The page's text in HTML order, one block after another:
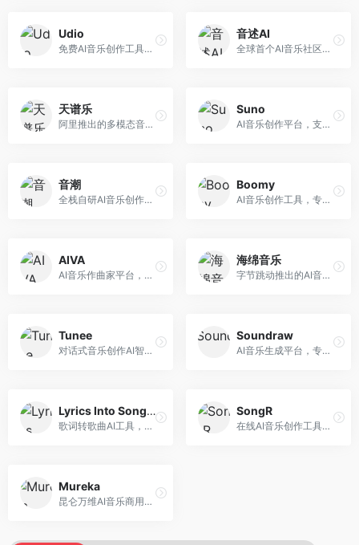
Udio
免费AI音乐创作工具，专注于高质量音乐生成。面向音乐创作者和内容制作者，支持多种音乐风格生成，音质专业，创作自由度高，适合专业音乐制作场景。
音述AI
全球首个AI音乐社区平台，整合创作与分享功能。面向音乐创作者和爱好者，提供音乐创作、作品分享、社区交流等服务，社区氛围活跃。
天谱乐
阿里推出的多模态音乐生成平台，整合音频与文本理解能力。面向内容创作者，支持歌词生成、旋律创作、音乐编辑等服务，与阿里生态深度整合。
Suno
AI音乐创作平台，支持通过文字描述生成完整歌曲，包含歌词、旋律和人声。面向音乐爱好者、内容创作者和独立音乐人，操作门槛低，创作速度快，支持多种音乐风格，为音乐创作带来全新可能。
音潮
全栈自研AI音乐创作平台，支持从创作到发布的完整流程。面向独立音乐人和音乐工作室，提供作词作曲、编曲混音、音乐发布等服务，创作工具专业。
Boomy
AI音乐创作工具，专注于快速音乐生成与发布。面向音乐爱好者和业余创作者，支持一键生成原创音乐，可直接发布到音乐平台，创作门槛低。
AIVA
AI音乐作曲家平台，专注于古典和影视配乐创作。面向影视制作人和游戏开发者，提供原创音乐生成、配乐定制等服务，音乐风格专业，适合影视游戏配乐。
海绵音乐
字节跳动推出的AI音乐创作平台，支持多风格音乐生成。面向内容创作者和音乐爱好者，提供歌词创作、旋律生成、编曲制作等服务，创作效率高，适合短视频配乐。
Tunee
对话式音乐创作AI智能体，支持自然语言交互创作。面向音乐爱好者，通过对话方式完成音乐创作，交互体验友好，创作过程直观。
Soundraw
AI音乐生成平台，专注于免版税音乐创作。面向视频创作者和内容制作者，提供背景音乐生成、音乐定制等服务，音乐版权清晰，适合视频配乐场景。
Lyrics Into Song AI
歌词转歌曲AI工具，支持将歌词转化为完整歌曲。面向歌词创作者和音乐爱好者，提供歌词谱曲、编曲制作等服务，歌词音乐化效率高。
SongR
在线AI音乐创作工具，支持歌词与旋律一体化生成。面向内容创作者和音乐爱好者，提供歌词创作、旋律生成、音乐制作等服务，操作简便，创作速度快。
Mureka
昆仑万维AI音乐商用创作平台，专注于商业音乐授权。面向企业和商业用户，提供版权音乐生成、商用授权等服务，音乐版权清晰，商业应用安全。